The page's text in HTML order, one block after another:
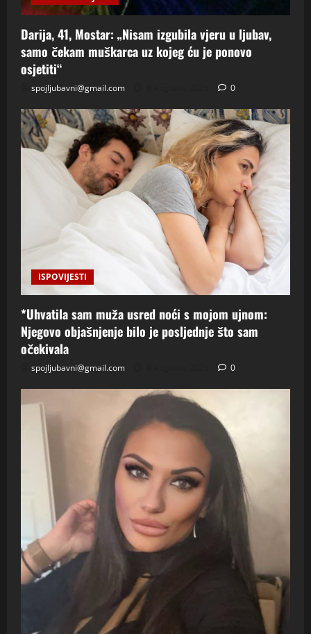
Darija, 41, Mostar: „Nisam izgubila vjeru u ljubav,
samo čekam muškarca uz kojeg ću je ponovo
osjetiti“
spojljubavni@gmail.com 0
ISPOVIJESTI
*Uhvatila sam muža usred noći s mojom ujnom:
Njegovo objašnjenje bilo je posljednje što sam
očekivala
spojljubavni@gmail.com 0